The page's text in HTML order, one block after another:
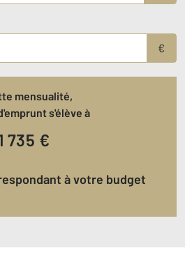
€
mensualité,
s'élève à
735 €
à votre budget